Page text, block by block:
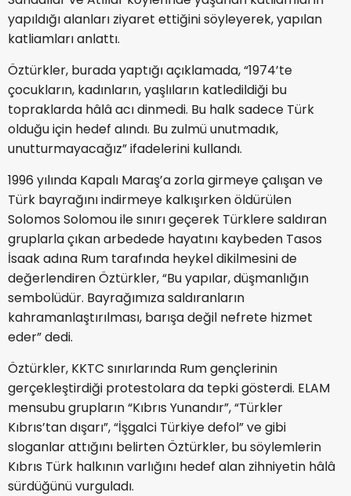
yapıldığı alanları ziyaret ettiğini söyleyerek, yapılan
katliamları anlattı.
Öztürkler, burada yaptığı açıklamada, “1974’te
çocukların, kadınların, yaşlıların katledildiği bu
topraklarda hâlâ acı dinmedi. Bu halk sadece Türk
olduğu için hedef alındı. Bu zulmü unutmadık,
unutturmayacağız” ifadelerini kullandı.
1996 yılında Kapalı Maraş’a zorla girmeye çalışan ve
Türk bayrağını indirmeye kalkışırken öldürülen
Solomos Solomou ile sınırı geçerek Türklere saldıran
gruplarla çıkan arbedede hayatını kaybeden Tasos
İsaak adına Rum tarafında heykel dikilmesini de
değerlendiren Öztürkler, “Bu yapılar, düşmanlığın
sembolüdür. Bayrağımıza saldıranların
kahramanlaştırılması, barışa değil nefrete hizmet
eder” dedi.
Öztürkler, KKTC sınırlarında Rum gençlerinin
gerçekleştirdiği protestolara da tepki gösterdi. ELAM
mensubu grupların “Kıbrıs Yunandır”, “Türkler
Kıbrıs’tan dışarı”, “İşgalci Türkiye defol” ve gibi
sloganlar attığını belirten Öztürkler, bu söylemlerin
Kıbrıs Türk halkının varlığını hedef alan zihniyetin hâlâ
sürdüğünü vurguladı.